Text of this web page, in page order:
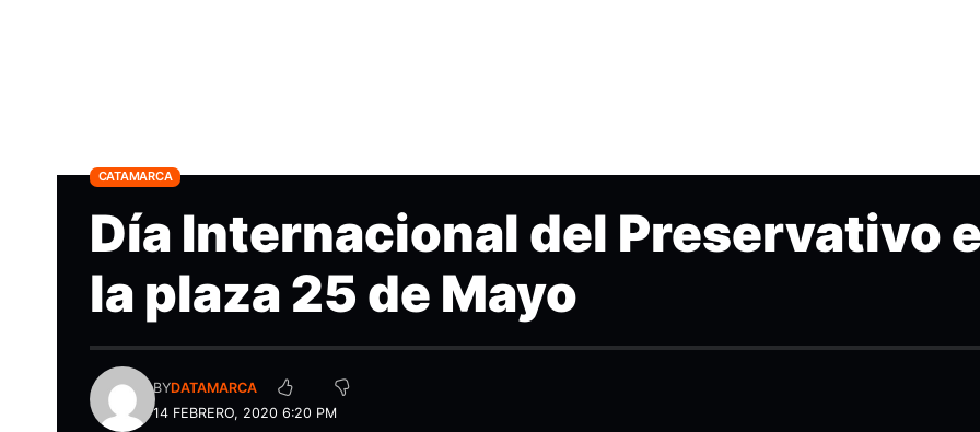
CATAMARCA
Día Internacional del Preservativo
la plaza 25 de Mayo
14 FEBRERO, 2020 6:20 PM
BYDATAMARCA